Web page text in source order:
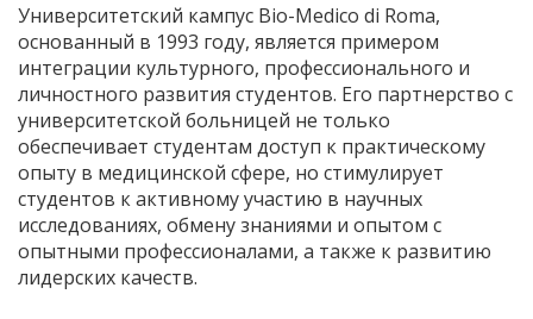
Университетский кампус Bio-Medico di Roma,
основанный в 1993 году, является примером
интеграции культурного, профессионального и
личностного развития студентов. Его партнерство с
университетской больницей не только
обеспечивает студентам доступ к практическому
опыту в медицинской сфере, но стимулирует
студентов к активному участию в научных
исследованиях, обмену знаниями и опытом с
опытными профессионалами, а также к развитию
лидерских качеств.